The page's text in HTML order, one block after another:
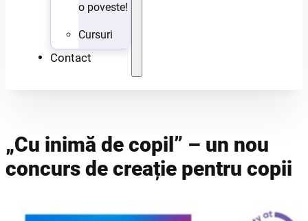
o poveste!
Cursuri
Contact
„Cu inimă de copil” – un nou
concurs de creație pentru copii